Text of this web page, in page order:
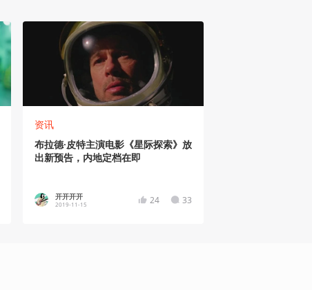
资讯
布拉德·皮特主演电影《星际探索》放
出新预告，内地定档在即
开开开开
2019-11-15 24 33